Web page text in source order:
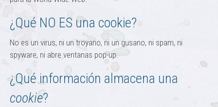
¿Qué NO ES una cookie?
No es un virus, ni un troyano, ni un gusano, ni spam, ni
spyware, ni abre ventanas pop-up.
¿Qué información almacena una
cookie?